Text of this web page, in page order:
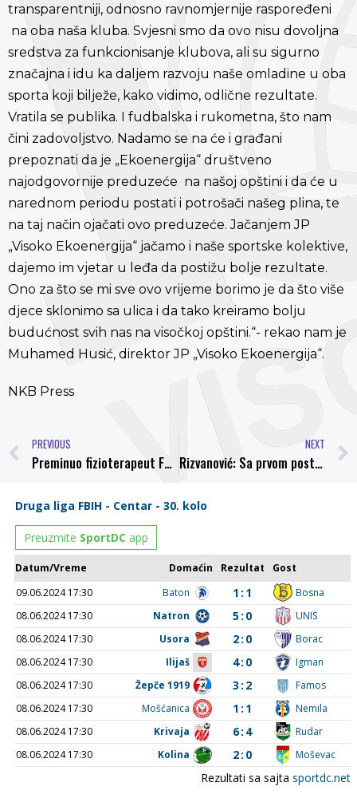
transparentniji, odnosno ravnomjernije raspoređeni
na oba naša kluba. Svjesni smo da ovo nisu dovoljna
sredstva za funkcionisanje klubova, ali su sigurno
značajna i idu ka daljem razvoju naše omladine u oba
sporta koji bilježe, kako vidimo, odlične rezultate.
Vratila se publika. I fudbalska i rukometna, što nam
čini zadovoljstvo. Nadamo se na će i građani
prepoznati da je „Ekoenergija“ društveno
najodgovornije preduzeće na našoj opštini i da će u
narednom periodu postati i potrošači našeg plina, te
na taj način ojačati ovo preduzeće. Jačanjem JP
„Visoko Ekoenergija“ jačamo i naše sportske kolektive,
dajemo im vjetar u leđa da postižu bolje rezultate.
Ono za što se mi sve ovo vrijeme borimo je da što više
djece sklonimo sa ulica i da tako kreiramo bolju
budućnost svih nas na visočkoj opštini.“- rekao nam je
Muhamed Husić, direktor JP „Visoko Ekoenergija“.
NKB Press
PREVIOUS
Preminuo fizioterapeut FK Mladost Doboj Kakanj, Asim Cerić Cera
NEXT
Rizvanović: Sa prvom postavom smo se dobro suprostavili Želji